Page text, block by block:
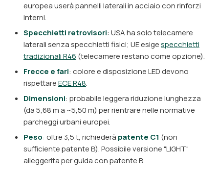
europea userà pannelli laterali in acciaio con rinforzi
interni.
Specchietti retrovisori: USA ha solo telecamere
laterali senza specchietti fisici; UE esigespecchietti
tradizionali R46 (telecamere restano come opzione).
Frecce e fari: colore e disposizione LED devono
rispettareECE R48.
Dimensioni: probabile leggera riduzione lunghezza
(da 5,68 m a ~5,50 m) per rientrare nelle normative
parcheggi urbani europei.
Peso: oltre 3,5 t, richiederà patente C1 (non
sufficiente patente B). Possibile versione "LIGHT"
alleggerita per guida con patente B.